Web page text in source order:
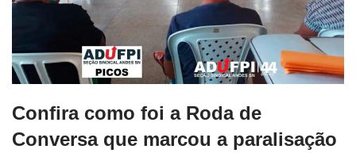
Confira como foi a Roda de
Conversa que marcou a paralisação